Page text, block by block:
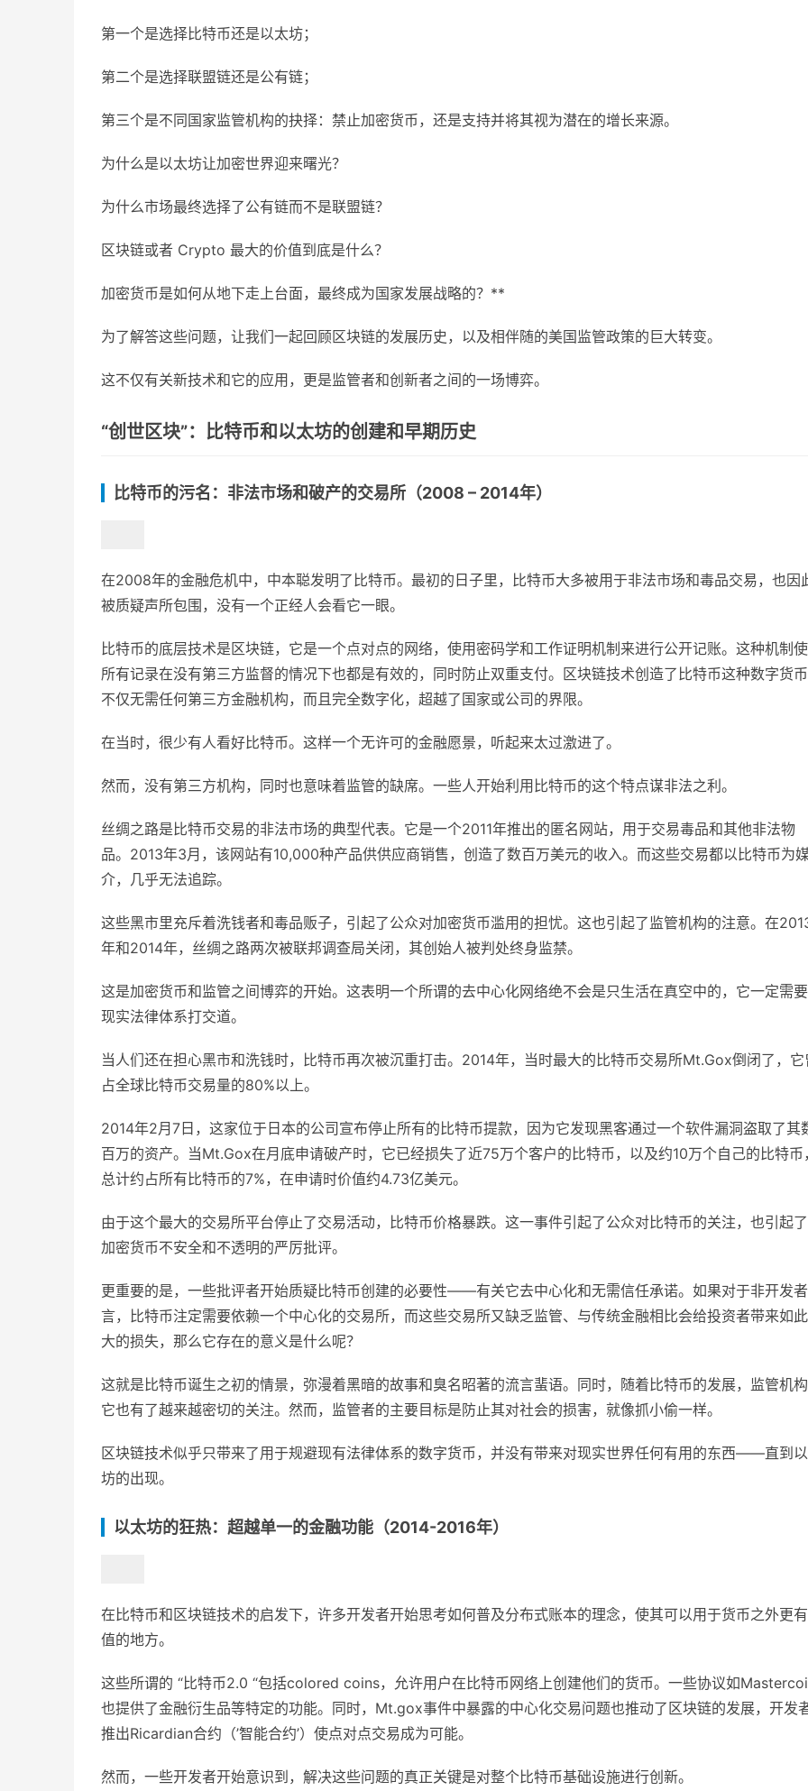
第一个是选择比特币还是以太坊；
第二个是选择联盟链还是公有链；
第三个是不同国家监管机构的抉择：禁止加密货币，还是支持并将其视为潜在的增长来源。
为什么是以太坊让加密世界迎来曙光？
为什么市场最终选择了公有链而不是联盟链？
区块链或者 Crypto 最大的价值到底是什么？
加密货币是如何从地下走上台面，最终成为国家发展战略的？**
为了解答这些问题，让我们一起回顾区块链的发展历史，以及相伴随的美国监管政策的巨大转变。
这不仅有关新技术和它的应用，更是监管者和创新者之间的一场博弈。
“创世区块”：比特币和以太坊的创建和早期历史
比特币的污名：非法市场和破产的交易所（2008 – 2014年）
在2008年的金融危机中，中本聪发明了比特币。最初的日子里，比特币大多被用于非法市场和毒品交易，也因
被质疑声所包围，没有一个正经人会看它一眼。
比特币的底层技术是区块链，它是一个点对点的网络，使用密码学和工作证明机制来进行公开记账。这种机制
所有记录在没有第三方监督的情况下也都是有效的，同时防止双重支付。区块链技术创造了比特币这种数字货币
不仅无需任何第三方金融机构，而且完全数字化，超越了国家或公司的界限。
在当时，很少有人看好比特币。这样一个无许可的金融愿景，听起来太过激进了。
然而，没有第三方机构，同时也意味着监管的缺席。一些人开始利用比特币的这个特点谋非法之利。
丝绸之路是比特币交易的非法市场的典型代表。它是一个2011年推出的匿名网站，用于交易毒品和其他非法物
品。2013年3月，该网站有10,000种产品供供应商销售，创造了数百万美元的收入。而这些交易都以比特币为
介，几乎无法追踪。
这些黑市里充斥着洗钱者和毒品贩子，引起了公众对加密货币滥用的担忧。这也引起了监管机构的注意。在
年和2014年，丝绸之路两次被联邦调查局关闭，其创始人被判处终身监禁。
这是加密货币和监管之间博弈的开始。这表明一个所谓的去中心化网络绝不会是只生活在真空中的，它一定需
现实法律体系打交道。
当人们还在担心黑市和洗钱时，比特币再次被沉重打击。2014年，当时最大的比特币交易所Mt.Gox倒闭了，它
占全球比特币交易量的80%以上。
2014年2月7日，这家位于日本的公司宣布停止所有的比特币提款，因为它发现黑客通过一个软件漏洞盗取了其
百万的资产。当Mt.Gox在月底申请破产时，它已经损失了近75万个客户的比特币，以及约10万个自己的比特币，
总计约占所有比特币的7%，在申请时价值约4.73亿美元。
由于这个最大的交易所平台停止了交易活动，比特币价格暴跌。这一事件引起了公众对比特币的关注，也引起
加密货币不安全和不透明的严厉批评。
更重要的是，一些批评者开始质疑比特币创建的必要性——有关它去中心化和无需信任承诺。如果对于非开发
言，比特币注定需要依赖一个中心化的交易所，而这些交易所又缺乏监管、与传统金融相比会给投资者带来如
大的损失，那么它存在的意义是什么呢？
这就是比特币诞生之初的情景，弥漫着黑暗的故事和臭名昭著的流言蜚语。同时，随着比特币的发展，监管机
它也有了越来越密切的关注。然而，监管者的主要目标是防止其对社会的损害，就像抓小偷一样。
区块链技术似乎只带来了用于规避现有法律体系的数字货币，并没有带来对现实世界任何有用的东西——直到
坊的出现。
以太坊的狂热：超越单一的金融功能（2014-2016年）
在比特币和区块链技术的启发下，许多开发者开始思考如何普及分布式账本的理念，使其可以用于货币之外更
值的地方。
这些所谓的 “比特币2.0 “包括colored coins，允许用户在比特币网络上创建他们的货币。一些协议如
也提供了金融衍生品等特定的功能。同时，Mt.gox事件中暴露的中心化交易问题也推动了区块链的发展，开发
推出Ricardian合约（’智能合约’）使点对点交易成为可能。
然而，一些开发者开始意识到，解决这些问题的真正关键是对整个比特币基础设施进行创新。